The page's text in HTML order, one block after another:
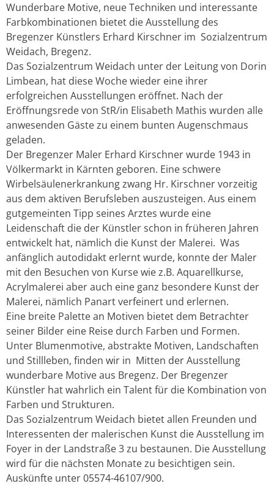
Wunderbare Motive, neue Techniken und interessante
Farbkombinationen bietet die Ausstellung des
Bregenzer Künstlers Erhard Kirschner im Sozialzentrum
Weidach, Bregenz.
Das Sozialzentrum Weidach unter der Leitung von Dorin
Limbean, hat diese Woche wieder eine ihrer
erfolgreichen Ausstellungen eröffnet. Nach der
Eröffnungsrede von StR/in Elisabeth Mathis wurden alle
anwesenden Gäste zu einem bunten Augenschmaus
geladen.
Der Bregenzer Maler Erhard Kirschner wurde 1943 in
Völkermarkt in Kärnten geboren. Eine schwere
Wirbelsäulenerkrankung zwang Hr. Kirschner vorzeitig
aus dem aktiven Berufsleben auszusteigen. Aus einem
gutgemeinten Tipp seines Arztes wurde eine
Leidenschaft die der Künstler schon in früheren Jahren
entwickelt hat, nämlich die Kunst der Malerei. Was
anfänglich autodidakt erlernt wurde, konnte der Maler
mit den Besuchen von Kurse wie z.B. Aquarellkurse,
Acrylmalerei aber auch eine ganz besondere Kunst der
Malerei, nämlich Panart verfeinert und erlernen.
Eine breite Palette an Motiven bietet dem Betrachter
seiner Bilder eine Reise durch Farben und Formen.
Unter Blumenmotive, abstrakte Motiven, Landschaften
und Stillleben, finden wir in Mitten der Ausstellung
wunderbare Motive aus Bregenz. Der Bregenzer
Künstler hat wahrlich ein Talent für die Kombination von
Farben und Strukturen.
Das Sozialzentrum Weidach bietet allen Freunden und
Interessenten der malerischen Kunst die Ausstellung im
Foyer in der Landstraße 3 zu bestaunen. Die Ausstellung
wird für die nächsten Monate zu besichtigen sein.
Auskünfte unter 05574-46107/900.